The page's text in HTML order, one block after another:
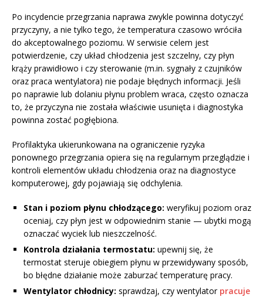
Po incydencie przegrzania naprawa zwykle powinna dotyczyć
przyczyny, a nie tylko tego, że temperatura czasowo wróciła
do akceptowalnego poziomu. W serwisie celem jest
potwierdzenie, czy układ chłodzenia jest szczelny, czy płyn
krąży prawidłowo i czy sterowanie (m.in. sygnały z czujników
oraz praca wentylatora) nie podaje błędnych informacji. Jeśli
po naprawie lub dolaniu płynu problem wraca, często oznacza
to, że przyczyna nie została właściwie usunięta i diagnostyka
powinna zostać pogłębiona.
Profilaktyka ukierunkowana na ograniczenie ryzyka
ponownego przegrzania opiera się na regularnym przeglądzie i
kontroli elementów układu chłodzenia oraz na diagnostyce
komputerowej, gdy pojawiają się odchylenia.
Stan i poziom płynu chłodzącego: weryfikuj poziom oraz
oceniaj, czy płyn jest w odpowiednim stanie — ubytki mogą
oznaczać wyciek lub nieszczelność.
Kontrola działania termostatu: upewnij się, że
termostat steruje obiegiem płynu w przewidywany sposób,
bo błędne działanie może zaburzać temperaturę pracy.
Wentylator chłodnicy: sprawdzaj, czy wentylator pracuje